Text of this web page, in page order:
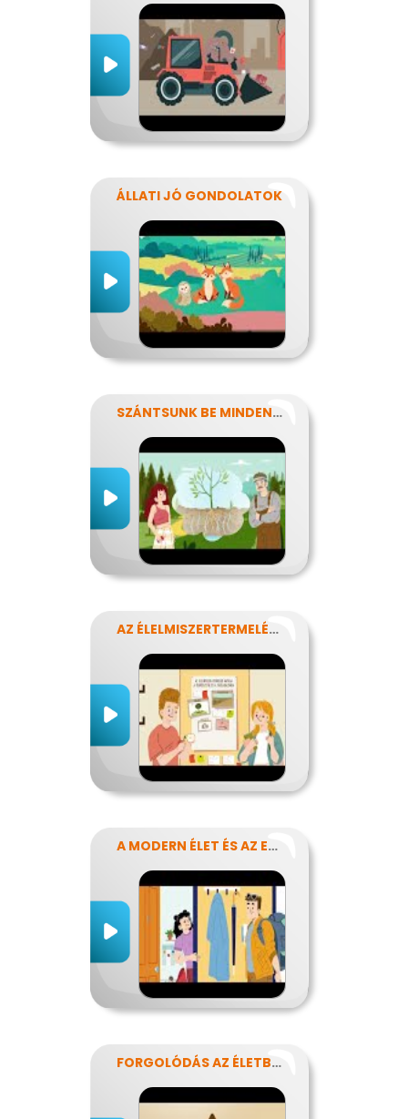
ÁLLATI JÓ GONDOLATOK
SZÁNTSUNK BE MINDENT? FENNTARTHATÓ GAZDÁLKODÁS.
AZ ÉLELMISZERTERMELÉS HATÁSA
A MODERN ÉLET ÉS AZ ENERGIA
FORGOLÓDÁS AZ ÉLETBEN